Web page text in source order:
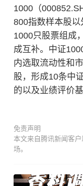
1000（
800指数样本股
1000只股票组成
成互补。中证
内选取流动性和
股，形成10条中
的以及业绩评价基
免责声明
本文来自腾讯新闻客
场。